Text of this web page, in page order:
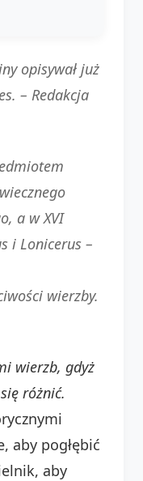
opisywał już
. – Redakcja
, a w XVI
i Lonicerus –
wierzby.
wierzb, gdyż
różnić.
aby pogłębić
aby